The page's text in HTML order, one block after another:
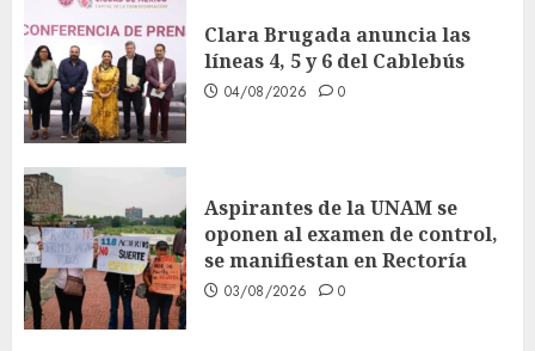
Clara Brugada anuncia las
líneas 4, 5 y 6 del Cablebús
04/08/2026 0
Aspirantes de la UNAM se
oponen al examen de control,
se manifiestan en Rectoría
03/08/2026 0